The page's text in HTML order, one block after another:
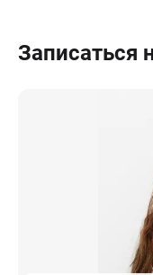
Записаться